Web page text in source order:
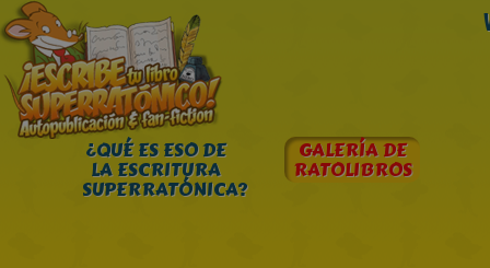
¿QUÉ ES ESO DE
LA ESCRITURA
SUPERRATÓNICA?
GALERÍA DE
RATOLIBROS